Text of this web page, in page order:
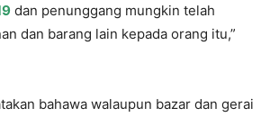
dan penunggang mungkin telah
dan barang lain kepada orang itu,”
bahawa walaupun bazar dan gerai